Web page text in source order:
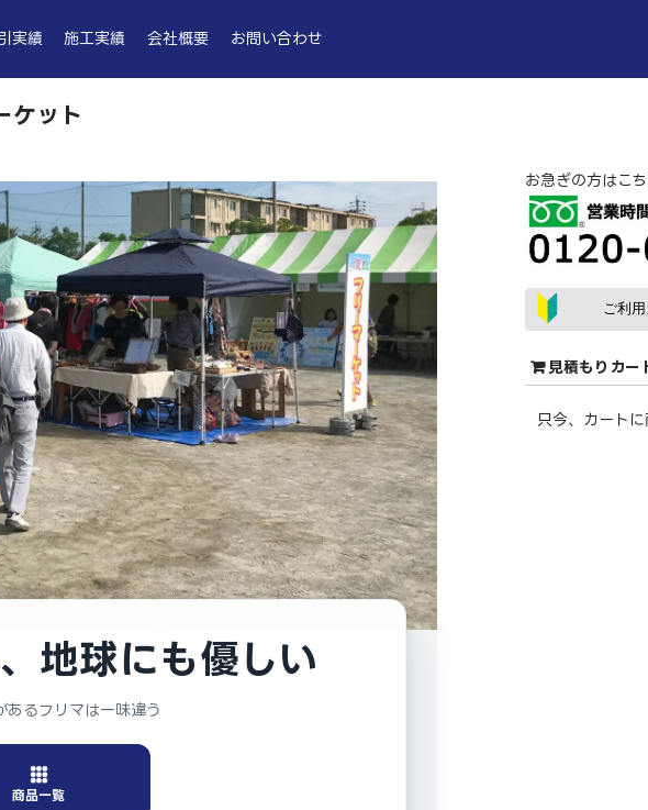
実績 施工実績 会社概要 お問い合わせ
ケット
地球にも優しい
あるフリマは一味違う
商品一覧
お急ぎの方はこち
ご利用
見積もりカー
只今、カートに